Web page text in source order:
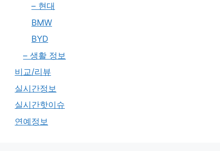
– 현대
BMW
BYD
– 생활 정보
비교/리뷰
실시간정보
실시간핫이슈
연예정보